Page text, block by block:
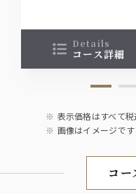
↓おすすめプラスオ
【＋1000円で飲み
生ビールがプレミア
【コースのイカでは
泳ぎイカ増量⇒1300
【コースのカツオで
details
コース詳細
表示価格はすべて税
画像はイメージです
コー